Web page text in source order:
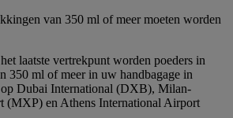
van 350 ml of meer moeten worden
laatste vertrekpunt worden poeders in
350 ml of meer in uw handbagage in
op Dubai International (DXB), Milan-
(MXP) en Athens International Airport